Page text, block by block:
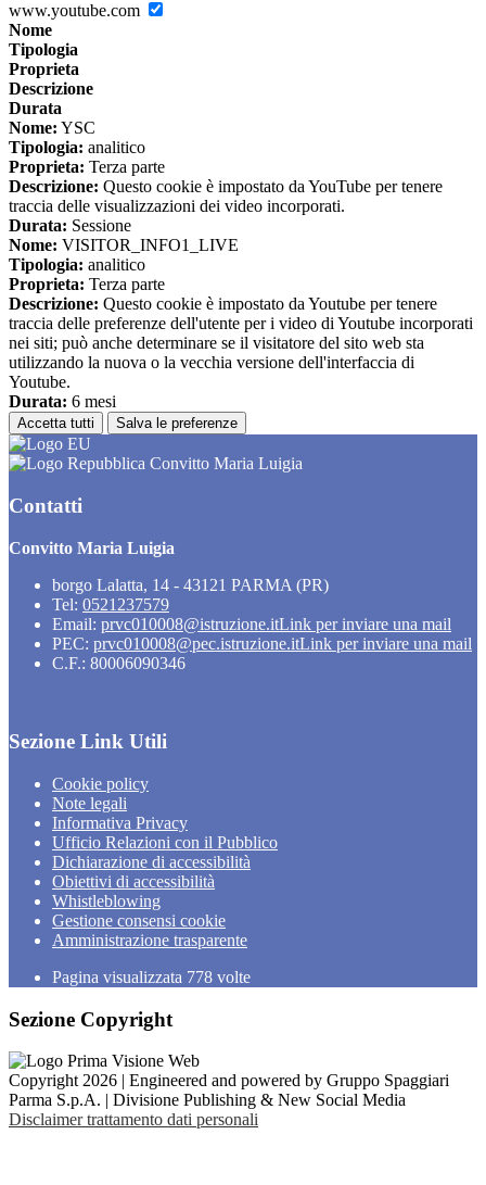
www.youtube.com
Nome
Tipologia
Proprieta
Descrizione
Durata
Nome: YSC
Tipologia: analitico
Proprieta: Terza parte
Descrizione: Questo cookie è impostato da YouTube per tenere
traccia delle visualizzazioni dei video incorporati.
Durata: Sessione
Nome: VISITOR_INFO1_LIVE
Tipologia: analitico
Proprieta: Terza parte
Descrizione: Questo cookie è impostato da Youtube per tenere
traccia delle preferenze dell'utente per i video di Youtube incorporati
nei siti; può anche determinare se il visitatore del sito web sta
utilizzando la nuova o la vecchia versione dell'interfaccia di
Youtube.
Durata: 6 mesi
Accetta tutti Salva le preferenze
Convitto Maria Luigia
Contatti
Convitto Maria Luigia
borgo Lalatta, 14 - 43121 PARMA (PR)
Tel: 0521237579
Email: prvc010008@istruzione.itLink per inviare una mail
PEC: prvc010008@pec.istruzione.itLink per inviare una mail
C.F.: 80006090346
Sezione Link Utili
Cookie policy
Note legali
Informativa Privacy
Ufficio Relazioni con il Pubblico
Dichiarazione di accessibilità
Obiettivi di accessibilità
Whistleblowing
Gestione consensi cookie
Amministrazione trasparente
Pagina visualizzata 778 volte
Sezione Copyright
Copyright 2026 | Engineered and powered by Gruppo Spaggiari
Parma S.p.A. | Divisione Publishing & New Social Media
Disclaimer trattamento dati personali